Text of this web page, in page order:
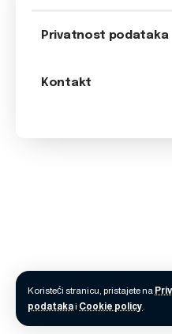
Koristeći stranicu, pristajete na
podatakai Cookie policy.
Privatnost podataka
Kontakt